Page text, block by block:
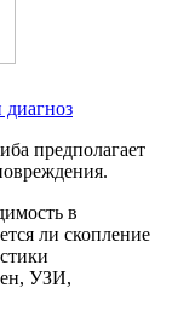
предполагает
в
ли скопление
УЗИ,